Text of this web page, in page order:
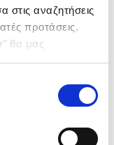
στις αναζητήσεις
προτάσεις.
’’ θα μας
παρακάτω με την
σχετικά με